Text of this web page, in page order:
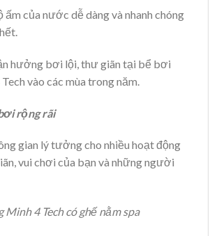
ấm của nước dễ dàng và nhanh chóng
hưởng bơi lội, thư giãn tại bể bơi
vào các mùa trong năm.
rộng rãi
gian lý tưởng cho nhiều hoạt động
vui chơi của bạn và những người
Minh 4 Tech có ghế nằm spa